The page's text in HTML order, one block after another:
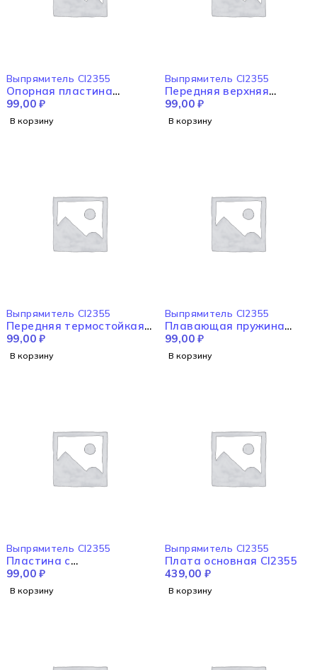
Выпрямитель CI2355
Опорная пластина
CI2355
99,00₽
В корзину
Выпрямитель CI2355
Передняя верхняя
крышка CI2355
99,00₽
В корзину
Выпрямитель CI2355
Передняя термостойкая
рама CI2355
99,00₽
В корзину
Выпрямитель CI2355
Плавающая пружина
CI2355
99,00₽
В корзину
Выпрямитель CI2355
Пластина с
керамическим покрытием
CI2355
99,00₽
В корзину
Выпрямитель CI2355
Плата основная CI2355
439,00 ₽
В корзину